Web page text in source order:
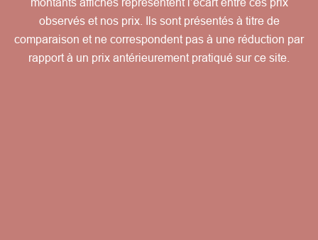
montants affichés représentent l’écart entre ces prix
observés et nos prix. Ils sont présentés à titre de
comparaison et ne correspondent pas à une réduction par
rapport à un prix antérieurement pratiqué sur ce site.